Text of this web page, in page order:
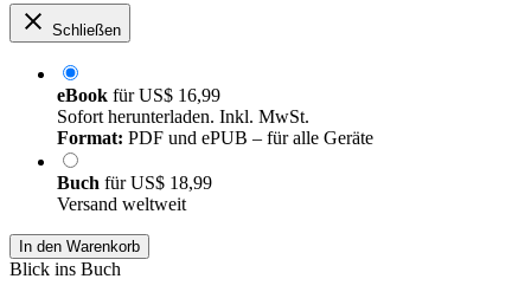
Schließen
eBook fürUS$ 16,99
Sofort herunterladen. Inkl. MwSt.
Format: PDF und ePUB – für alle Geräte
Buch fürUS$ 18,99
Versand weltweit
In den Warenkorb
Blick ins Buch